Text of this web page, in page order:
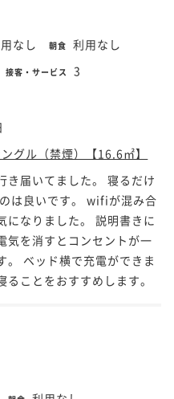
なし 朝食 利用なし
接客・サービス 3
グル（禁煙）【16.6㎡】
き届いてました。 寝るだけ
は良いです。 wifiが混み合
になりました。 説明書きに
気を消すとコンセントが一
。 ベッド横で充電ができま
ことをおすすめします。